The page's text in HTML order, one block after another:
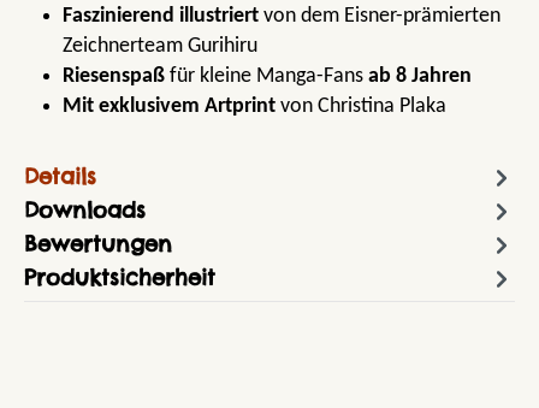
Faszinierend illustriert von dem Eisner-prämierten
Zeichnerteam Gurihiru
Riesenspaß für kleine Manga-Fans ab 8 Jahren
Mit exklusivem Artprint von Christina Plaka
Details
Downloads
Bewertungen
Produktsicherheit